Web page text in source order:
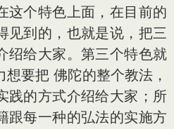
这个特色上面，在目前的
见到的，也就是说，把三
绍给大家。第三个特色就
要把 佛陀的整个教法，
践的方式介绍给大家；所
跟每一种的弘法的实施方